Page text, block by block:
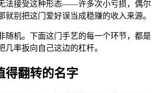
法接受这种形态——许多次小亏损，偶尔
别把这门爱好误当成稳赚的收入来源。
随机。下面这门手艺的每一个环节，都是
几率扳向自己这边的杠杆。
得翻转的名字